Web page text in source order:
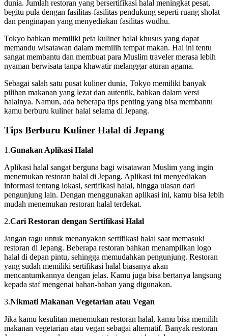
dunia. Jumlah restoran yang bersertifikasi halal meningkat pesat,
begitu pula dengan fasilitas-fasilitas pendukung seperti ruang sholat
dan penginapan yang menyediakan fasilitas wudhu.
Tokyo bahkan memiliki peta kuliner halal khusus yang dapat
memandu wisatawan dalam memilih tempat makan. Hal ini tentu
sangat membantu dan membuat para Muslim traveler merasa lebih
nyaman berwisata tanpa khawatir melanggar aturan agama.
Sebagai salah satu pusat kuliner dunia, Tokyo memiliki banyak
pilihan makanan yang lezat dan autentik, bahkan dalam versi
halalnya. Namun, ada beberapa tips penting yang bisa membantu
kamu berburu kuliner halal selama di Jepang.
Tips Berburu Kuliner Halal di Jepang
1.Gunakan Aplikasi Halal
Aplikasi halal sangat berguna bagi wisatawan Muslim yang ingin
menemukan restoran halal di Jepang. Aplikasi ini menyediakan
informasi tentang lokasi, sertifikasi halal, hingga ulasan dari
pengunjung lain. Dengan menggunakan aplikasi ini, kamu bisa lebih
mudah menemukan restoran halal terdekat.
2.Cari Restoran dengan Sertifikasi Halal
Jangan ragu untuk menanyakan sertifikasi halal saat memasuki
restoran di Jepang. Beberapa restoran bahkan menampilkan logo
halal di depan pintu, sehingga memudahkan pengunjung. Restoran
yang sudah memiliki sertifikasi halal biasanya akan
mencantumkannya dengan jelas. Kamu juga bisa bertanya langsung
kepada staf mengenai bahan-bahan yang digunakan.
3.Nikmati Makanan Vegetarian atau Vegan
Jika kamu kesulitan menemukan restoran halal, kamu bisa memilih
makanan vegetarian atau vegan sebagai alternatif. Banyak restoran